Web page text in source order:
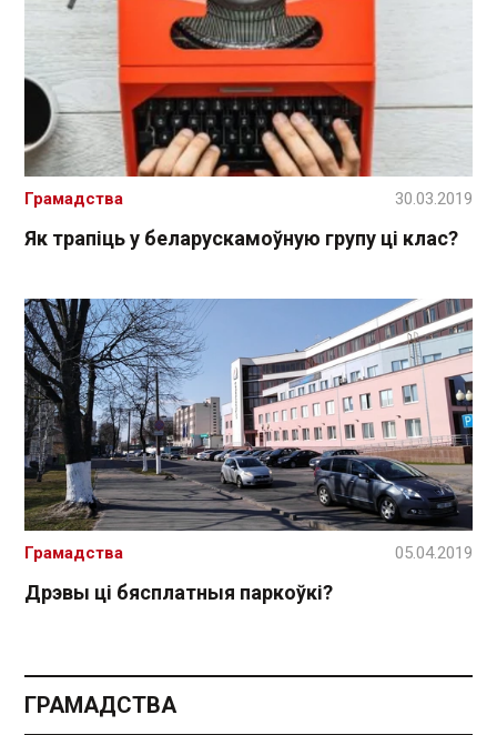
Як трапіць у беларускамоўную групу ці клас?
Грамадства 30.03.2019
Дрэвы ці бясплатныя паркоўкі?
Грамадства 05.04.2019
ГРАМАДСТВА